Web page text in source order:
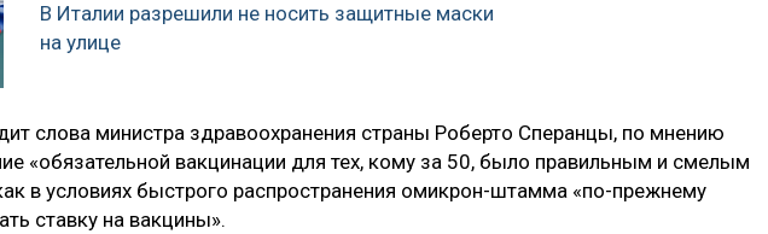
В Италии разрешили не носить защитные маски
на улице
слова министра здравоохранения страны Роберто Сперанцы, по мнению
«обязательной вакцинации для тех, кому за 50, было правильным и смелым
в условиях быстрого распространения омикрон-штамма «по-прежнему
ставку на вакцины».